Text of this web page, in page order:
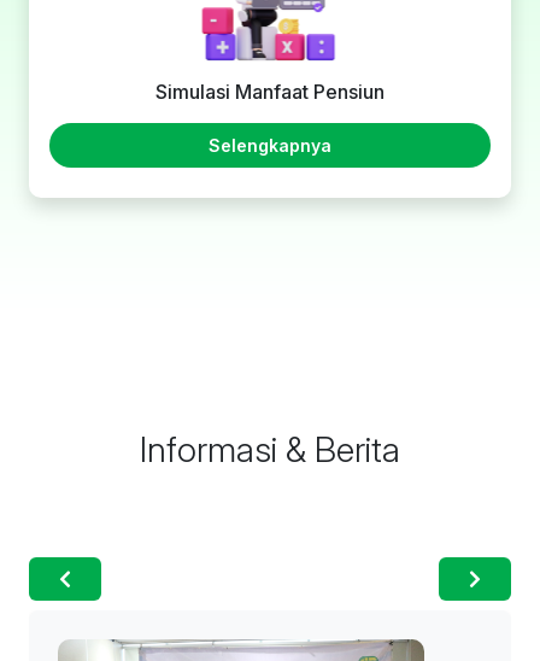
Simulasi Manfaat Pensiun
Selengkapnya
Informasi & Berita